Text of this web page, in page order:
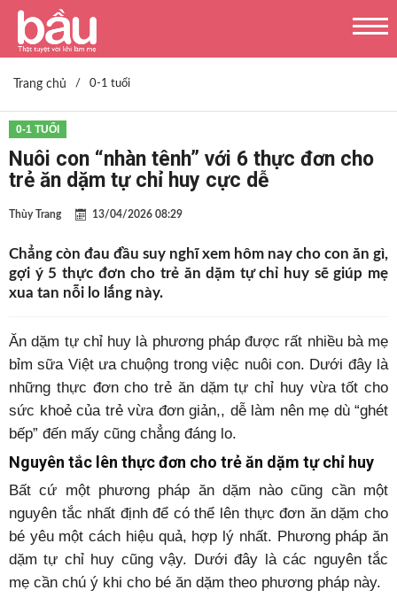
Trang chủ / 0-1 tuổi
0-1 TUỔI
Nuôi con “nhàn tênh” với 6 thực đơn cho
trẻ ăn dặm tự chỉ huy cực dễ
Thùy Trang 13/04/2026 08:29
Chẳng còn đau đầu suy nghĩ xem hôm nay cho con ăn gì,
gợi ý 5 thực đơn cho trẻ ăn dặm tự chỉ huy sẽ giúp mẹ
xua tan nỗi lo lắng này.
Ăn dặm tự chỉ huy là phương pháp được rất nhiều bà mẹ
bỉm sữa Việt ưa chuộng trong việc nuôi con. Dưới đây là
những thực đơn cho trẻ ăn dặm tự chỉ huy vừa tốt cho
sức khoẻ của trẻ vừa đơn giản,, dễ làm nên mẹ dù “ghét
bếp” đến mấy cũng chẳng đáng lo.
Nguyên tắc lên thực đơn cho trẻ ăn dặm tự chỉ huy
Bất cứ một phương pháp ăn dặm nào cũng cần một
nguyên tắc nhất định để có thể lên thực đơn ăn dặm cho
bé yêu một cách hiệu quả, hợp lý nhất. Phương pháp ăn
dặm tự chỉ huy cũng vậy. Dưới đây là các nguyên tắc
mẹ cần chú ý khi cho bé ăn dặm theo phương pháp này.